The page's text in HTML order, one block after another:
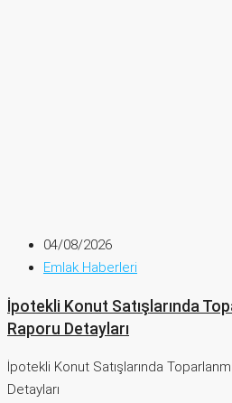
04/08/2026
Emlak Haberleri
İpotekli Konut Satışlarında
Raporu Detayları
İpotekli Konut Satışlarında
Detayları